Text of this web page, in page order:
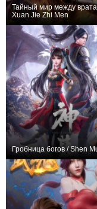
Тайный мир между
Xuan Jie Zhi Men
Гробница богов / Shen